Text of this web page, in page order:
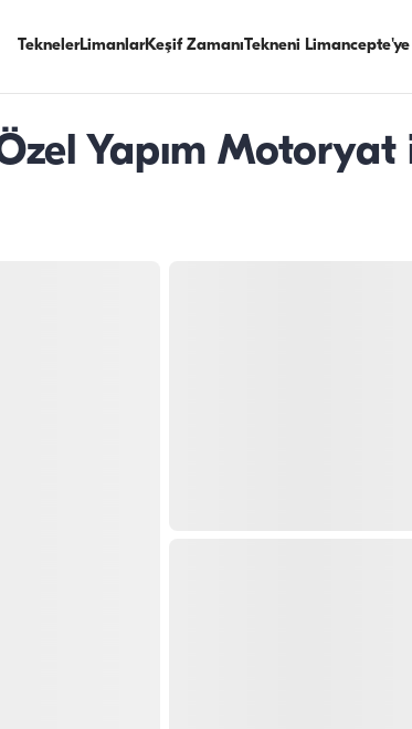
TeknelerLimanlarKeşif ZamanıTekneni
Yapım